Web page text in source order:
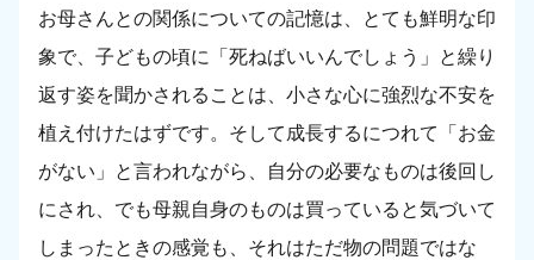
お母さんとの関係についての記憶は、とても鮮明な印
象で、子どもの頃に「死ねばいいんでしょう」と繰り
返す姿を聞かされることは、小さな心に強烈な不安を
植え付けたはずです。そして成長するにつれて「お金
がない」と言われながら、自分の必要なものは後回し
にされ、でも母親自身のものは買っていると気づいて
しまったときの感覚も、それはただ物の問題ではな